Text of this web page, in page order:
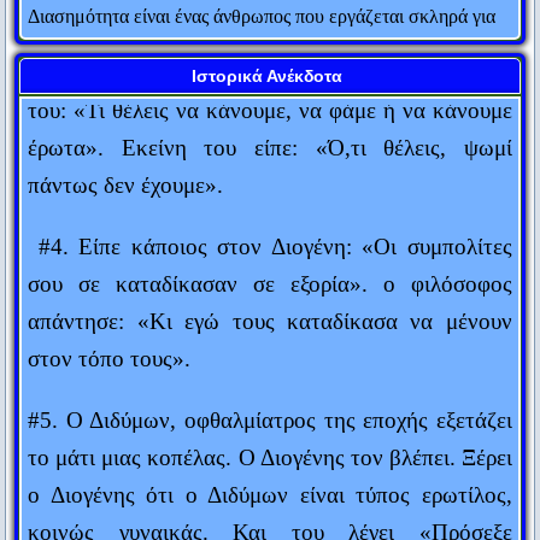
Διασημότητα είναι ένας άνθρωπος που εργάζεται σκληρά για
να γίνει γνωστός και μετά φορά σκούρα γυαλιά για να μην τον
Fred Allen
Υπάρχουν μόνο δύο τρόποι για να πεις την πλήρη αλήθεια:
ανώνυμα και μεταθανάτια.
Ό,τι σπείρεις θα θερίσεις.
Πράξεις Αποστόλων
Δημοσιογράφος είναι αυτός που, εκ των υστέρων, ξέρει τα
πάντα εκ των προτέρων.
γονείς σου το έχουν κάνει για σένα.
Winston Churchill
Ιστορικά Ανέκδοτα
με αγαπούν, εγώ όμως τα απολαμβάνω».
#3. Ένας άντρας είπε στην ερωτομανή γυναίκα
του: «Τι θέλεις να κάνουμε, να φάμε ή να κάνουμε
έρωτα». Εκείνη του είπε: «Ό,τι θέλεις, ψωμί
πάντως δεν έχουμε».
#4. Είπε κάποιος στον Διογένη: «Οι συμπολίτες
σου σε καταδίκασαν σε εξορία». ο φιλόσοφος
απάντησε: «Κι εγώ τους καταδίκασα να μένουν
στον τόπο τους».
#5. Ο Διδύμων, οφθαλμίατρος της εποχής εξετάζει
το μάτι μιας κοπέλας. Ο Διογένης τον βλέπει. Ξέρει
ο Διογένης ότι ο Διδύμων είναι τύπος ερωτίλος,
κοινώς γυναικάς. Και του λέγει «Πρόσεξε